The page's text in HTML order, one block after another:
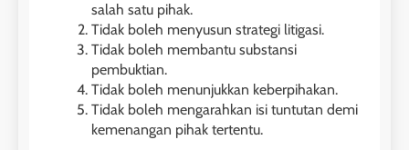
salah satu pihak.
Tidak boleh menyusun strategi litigasi.
Tidak boleh membantu substansi
pembuktian.
Tidak boleh menunjukkan keberpihakan.
Tidak boleh mengarahkan isi tuntutan demi
kemenangan pihak tertentu.